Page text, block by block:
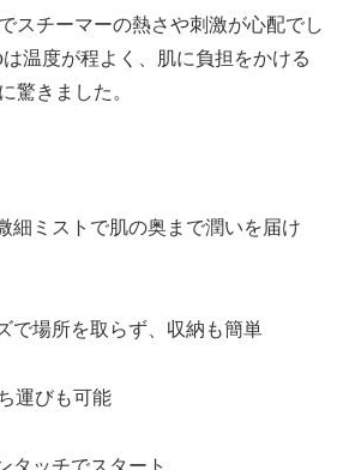
スチーマーの熱さや刺激が心配でし
温度が程よく、肌に負担をかける
驚きました。
細ミストで肌の奥まで潤いを届け
で場所を取らず、収納も簡単
運びも可能
タッチでスタート